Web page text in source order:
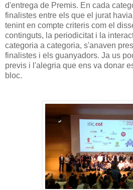
d'entrega de Premis. En cada
finalistes entre els que el jurat
tenint en compte criteris com el
continguts, la periodicitat i la
categoria a categoria, s'anaven
finalistes i els guanyadors. Ja us
previs i l'alegria que ens va donar
bloc.